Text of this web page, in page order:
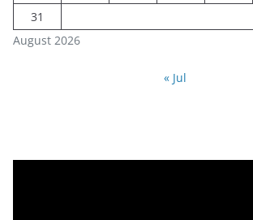
August 2026
31
« Jul